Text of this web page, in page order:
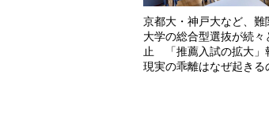
京都大・神戸大など、難
大学の総合型選抜が続々
止 「推薦入試の拡大」
現実の乖離はなぜ起きる